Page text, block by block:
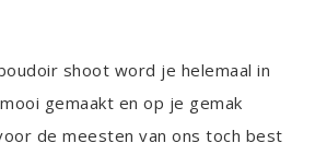
shoot word je helemaal in
gemaakt en op je gemak
de meesten van ons toch best